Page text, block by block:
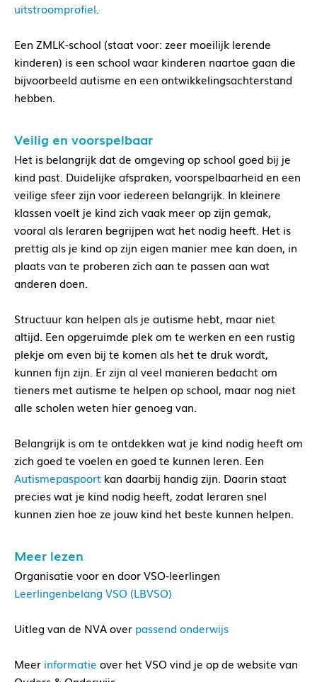
uitstroomprofiel.
Een ZMLK-school (staat voor: zeer moeilijk lerende
kinderen) is een school waar kinderen naartoe gaan die
bijvoorbeeld autisme en een ontwikkelingsachterstand
hebben.
Veilig en voorspelbaar
Het is belangrijk dat de omgeving op school goed bij je
kind past. Duidelijke afspraken, voorspelbaarheid en een
veilige sfeer zijn voor iedereen belangrijk. In kleinere
klassen voelt je kind zich vaak meer op zijn gemak,
vooral als leraren begrijpen wat het nodig heeft. Het is
prettig als je kind op zijn eigen manier mee kan doen, in
plaats van te proberen zich aan te passen aan wat
anderen doen.
Structuur kan helpen als je autisme hebt, maar niet
altijd. Een opgeruimde plek om te werken en een rustig
plekje om even bij te komen als het te druk wordt,
kunnen fijn zijn. Er zijn al veel manieren bedacht om
tieners met autisme te helpen op school, maar nog niet
alle scholen weten hier genoeg van.
Belangrijk is om te ontdekken wat je kind nodig heeft om
zich goed te voelen en goed te kunnen leren. Een
Autismepaspoort kan daarbij handig zijn. Daarin staat
precies wat je kind nodig heeft, zodat leraren snel
kunnen zien hoe ze jouw kind het beste kunnen helpen.
Meer lezen
Organisatie voor en door VSO-leerlingen
Leerlingenbelang VSO (LBVSO)
Uitleg van de NVA over passend onderwijs
Meer informatie over het VSO vind je op de website van